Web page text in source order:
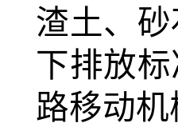
渣土、
下排放
路移动